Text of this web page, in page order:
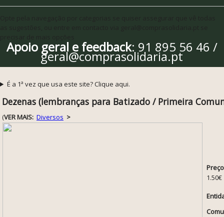
Apoio geral e feedback: 91 895 56 46 /
geral@comprasolidaria.pt
É a 1ª vez que usa este site? Clique aqui.
Dezenas (lembranças para Batizado / Primeira
(VER MAIS: Diversos >
1.50€